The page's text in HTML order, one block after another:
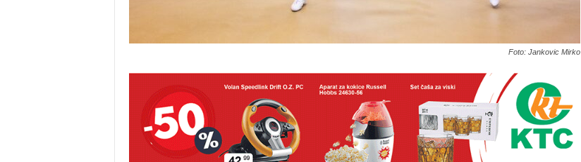
Foto: Jankovic Mirko